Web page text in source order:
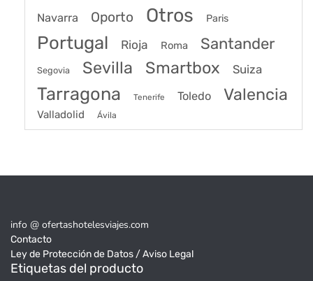
Navarra Oporto Otros Paris
Portugal Rioja Roma Santander
Segovia Sevilla Smartbox Suiza
Tarragona Tenerife Toledo Valencia
Valladolid Ávila
info @ ofertashotelesviajes.com
Contacto
Ley de Protección de Datos / Aviso Legal
Etiquetas del producto